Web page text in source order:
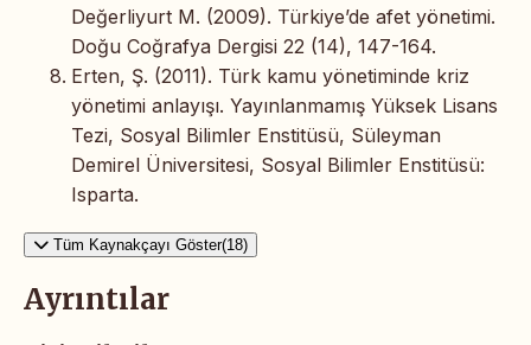
Değerliyurt M. (2009). Türkiye’de afet yönetimi.
Doğu Coğrafya Dergisi 22 (14), 147-164.
Erten, Ş. (2011). Türk kamu yönetiminde kriz
yönetimi anlayışı. Yayınlanmamış Yüksek Lisans
Tezi, Sosyal Bilimler Enstitüsü, Süleyman
Demirel Üniversitesi, Sosyal Bilimler Enstitüsü:
Isparta.
Tüm Kaynakçayı Göster(18)
Ayrıntılar